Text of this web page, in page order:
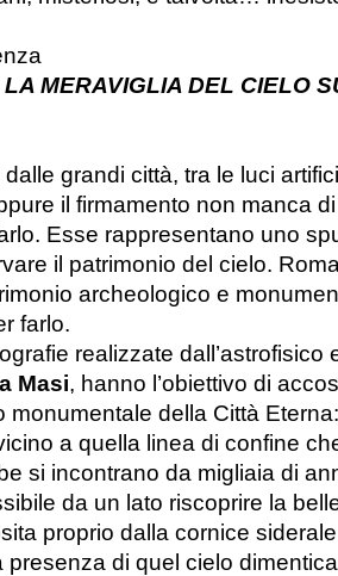
MERAVIGLIA DEL CIELO
grandi città, tra le luci
il firmamento non manca
Esse rappresentano uno
il patrimonio del cielo.
archeologico e
farlo.
realizzate dall’astrofisico
Masi, hanno l’obiettivo di
monumentale della Città
a quella linea di confine
si incontrano da migliaia di
da un lato riscoprire la
proprio dalla cornice
presenza di quel cielo